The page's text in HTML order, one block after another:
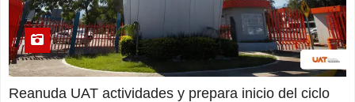
Reanuda UAT actividades y prepara inicio del ciclo